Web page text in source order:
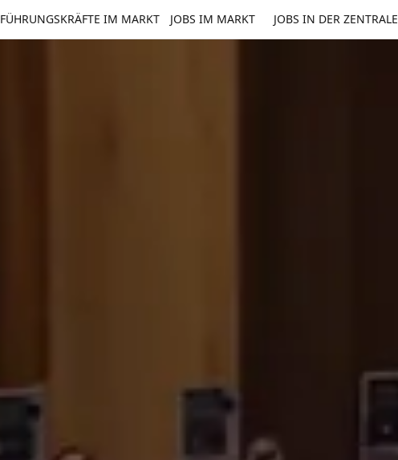
FÜHRUNGSKRÄFTE IM MARKT JOBS IM MARKT JOBS IN DER ZENTRALE